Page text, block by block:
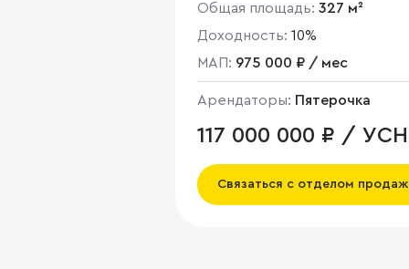
Общая площадь: 327 м²
Доходность: 10%
МАП: 975 000 ₽ / мес
Арендаторы: Пятерочка
117 000 000 ₽ / УСН
Связаться с отделом